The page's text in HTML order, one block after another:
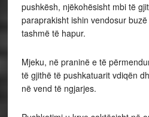
pushkësh, njëkohësisht mbi të
paraprakisht ishin vendosur
tashmë të hapur.
Mjeku, në praninë e të
të gjithë të pushkatuarit vdiqën
në vend të ngjarjes.